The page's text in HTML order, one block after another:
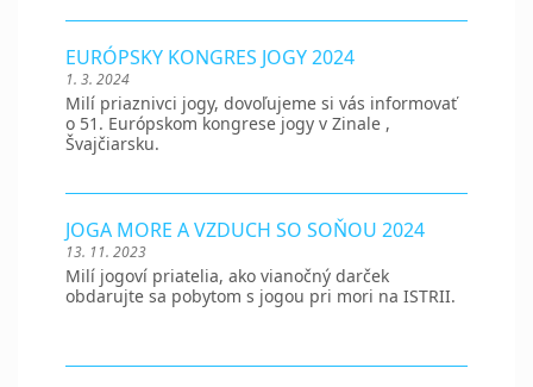
EURÓPSKY KONGRES JOGY 2024
1. 3. 2024
Milí priaznivci jogy, dovoľujeme si vás informovať
o 51. Európskom kongrese jogy v Zinale ,
Švajčiarsku.
JOGA MORE A VZDUCH SO SOŇOU 2024
13. 11. 2023
Milí jogoví priatelia, ako vianočný darček
obdarujte sa pobytom s jogou pri mori na ISTRII.